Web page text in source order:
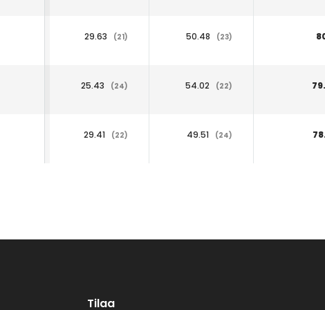
29.63 (21) 50.48 (23)
25.43 (24) 54.02 (22)
29.41 (22) 49.51 (24)
Tilaa